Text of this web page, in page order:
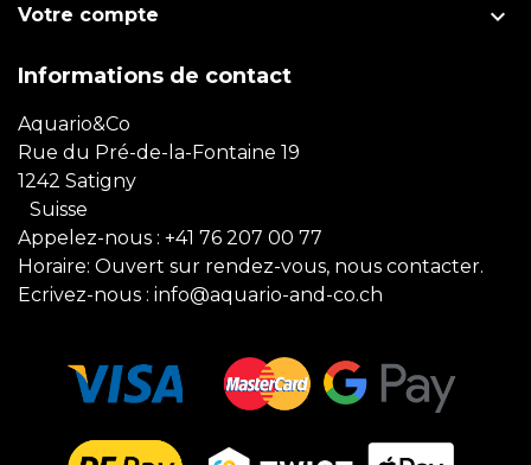
Votre compte 
Informations de contact
Aquario&Co
Rue du Pré-de-la-Fontaine 19
1242 Satigny
Suisse
Appelez-nous : +41 76 207 00 77
Horaire: Ouvert sur rendez-vous, nous contacter.
Ecrivez-nous : info@aquario-and-co.ch